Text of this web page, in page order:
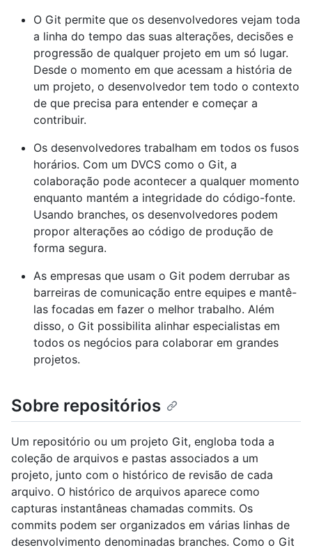
O Git permite que os desenvolvedores vejam toda
a linha do tempo das suas alterações, decisões e
progressão de qualquer projeto em um só lugar.
Desde o momento em que acessam a história de
um projeto, o desenvolvedor tem todo o contexto
de que precisa para entender e começar a
contribuir.
Os desenvolvedores trabalham em todos os fusos
horários. Com um DVCS como o Git, a
colaboração pode acontecer a qualquer momento
enquanto mantém a integridade do código-fonte.
Usando branches, os desenvolvedores podem
propor alterações ao código de produção de
forma segura.
As empresas que usam o Git podem derrubar as
barreiras de comunicação entre equipes e mantê-
las focadas em fazer o melhor trabalho. Além
disso, o Git possibilita alinhar especialistas em
todos os negócios para colaborar em grandes
projetos.
Sobre repositórios
Um repositório ou um projeto Git, engloba toda a
coleção de arquivos e pastas associados a um
projeto, junto com o histórico de revisão de cada
arquivo. O histórico de arquivos aparece como
capturas instantâneas chamadas commits. Os
commits podem ser organizados em várias linhas de
desenvolvimento denominadas branches. Como o Git